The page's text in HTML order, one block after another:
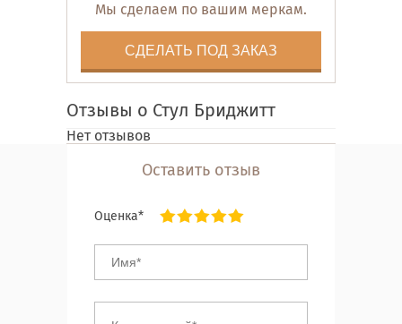
Мы сделаем по вашим меркам.
СДЕЛАТЬ ПОД ЗАКАЗ
Отзывы о Стул Бриджитт
Нет отзывов
Оставить отзыв
Оценка*